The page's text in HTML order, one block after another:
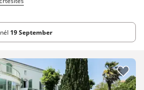
19 September